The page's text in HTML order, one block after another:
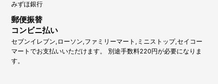
みずほ銀行
郵便振替
コンビニ払い
セブンイレブン,ローソン,ファミリーマート,ミニストップ,セイコー
マートでお支払いいただけます。 別途手数料220円が必要になりま
す。